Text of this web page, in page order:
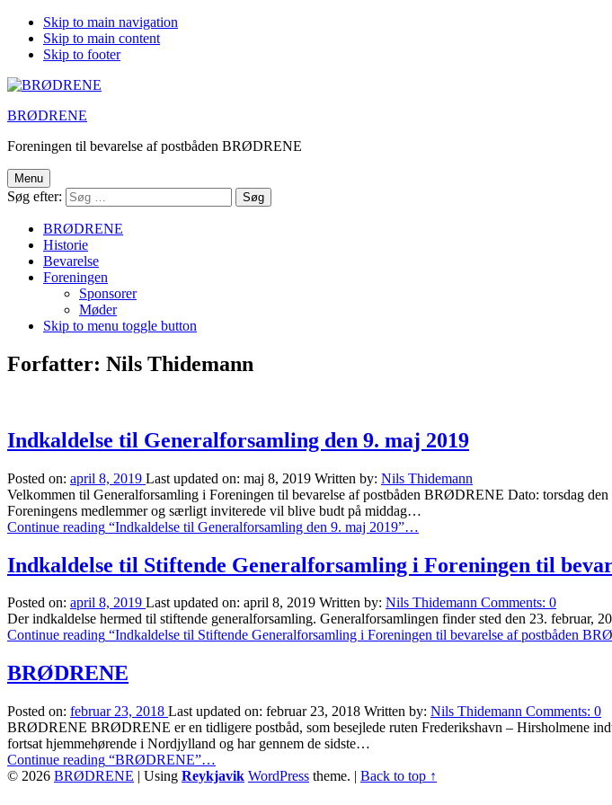
Skip to main navigation
Skip to main content
Skip to footer
BRØDRENE
Foreningen til bevarelse af postbåden BRØDRENE
Menu
Søg efter:
BRØDRENE
Historie
Bevarelse
Foreningen
Sponsorer
Møder
Skip to menu toggle button
Forfatter: Nils Thidemann
Indkaldelse til Generalforsamling den 9. maj 2019
Posted on: april 8, 2019 Last updated on: maj 8, 2019 Written by: Nils Thidemann
Velkommen til Generalforsamling i Foreningen til bevarelse af postbåden BRØDRENE Dato: torsdag
Foreningens medlemmer og særligt inviterede vil blive budt på middag…
Continue reading “Indkaldelse til Generalforsamling den 9. maj 2019”…
Indkaldelse til Stiftende Generalforsamling i Foreningen til
Posted on: april 8, 2019 Last updated on: april 8, 2019 Written by: Nils Thidemann Comments: 0
Der indkaldelse hermed til stiftende generalforsamling. Generalforsamlingen finder sted den 23. februar,
Continue reading “Indkaldelse til Stiftende Generalforsamling i Foreningen til bevarelse af postbåden
BRØDRENE
Posted on: februar 23, 2018 Last updated on: februar 23, 2018 Written by: Nils Thidemann Comments: 0
BRØDRENE BRØDRENE er en tidligere postbåd, som besejlede ruten Frederikshavn – Hirsholmene
fortsat hjemmehørende i Nordjylland og har gennem de sidste…
Continue reading “BRØDRENE”…
© 2026 BRØDRENE | Using Reykjavik WordPress theme. | Back to top ↑